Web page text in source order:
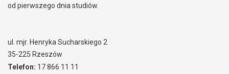
od pierwszego dnia studiów.
ul. mjr. Henryka Sucharskiego 2
35-225 Rzeszów
Telefon: 17 866 11 11